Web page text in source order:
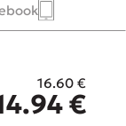
16.60 €
€